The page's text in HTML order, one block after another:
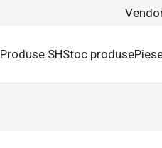
Produse SHStoc produse